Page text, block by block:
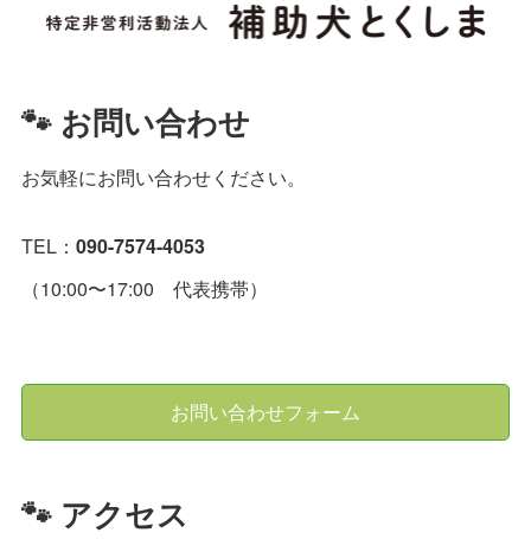
🐾 お問い合わせ
お気軽にお問い合わせください。
TEL：090-7574-4053
（10:00〜17:00 代表携帯）
お問い合わせフォーム
🐾 アクセス